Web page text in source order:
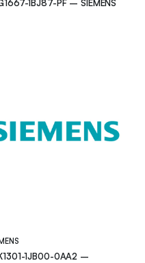
1BJ87-PF – SIEMENS
1JB00-0AA2 –